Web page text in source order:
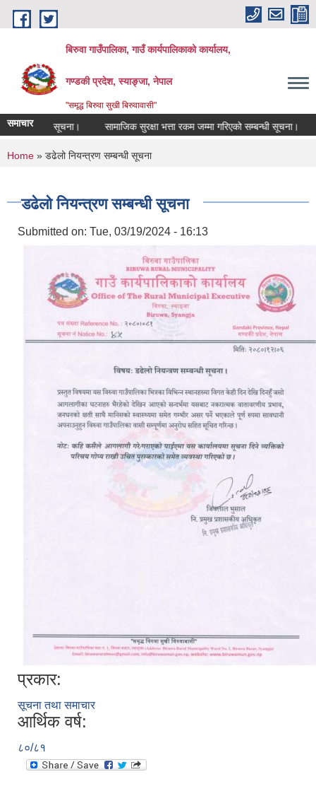
Skip to main content
बिरुवा गाउँपालिका, गाउँ कार्यपालिकाको कार्यालय,
गण्डकी प्रदेश, स्याङ्जा, नेपाल
"समृद्ध बिरुवा सुखी बिरुवावासी"
समाचार
सम्बन्धी सूचना। सामाजिक सुरक्षा भत्ता रकम जम्मा गरिएको सम्बन्धी सूचना।
You are here
Home » डढेलो नियन्त्रण सम्बन्धी सूचना
डढेलो नियन्त्रण सम्बन्धी सूचना
Submitted on: Tue, 03/19/2024 - 16:13
प्रकार:
सूचना तथा समाचार
आर्थिक वर्ष:
८०/८१